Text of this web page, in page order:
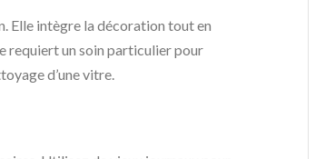
Elle intègre la décoration tout en
requiert un soin particulier pour
d’une vitre.